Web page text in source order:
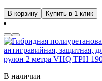
В корзину Купить в 1 клик
В наличии